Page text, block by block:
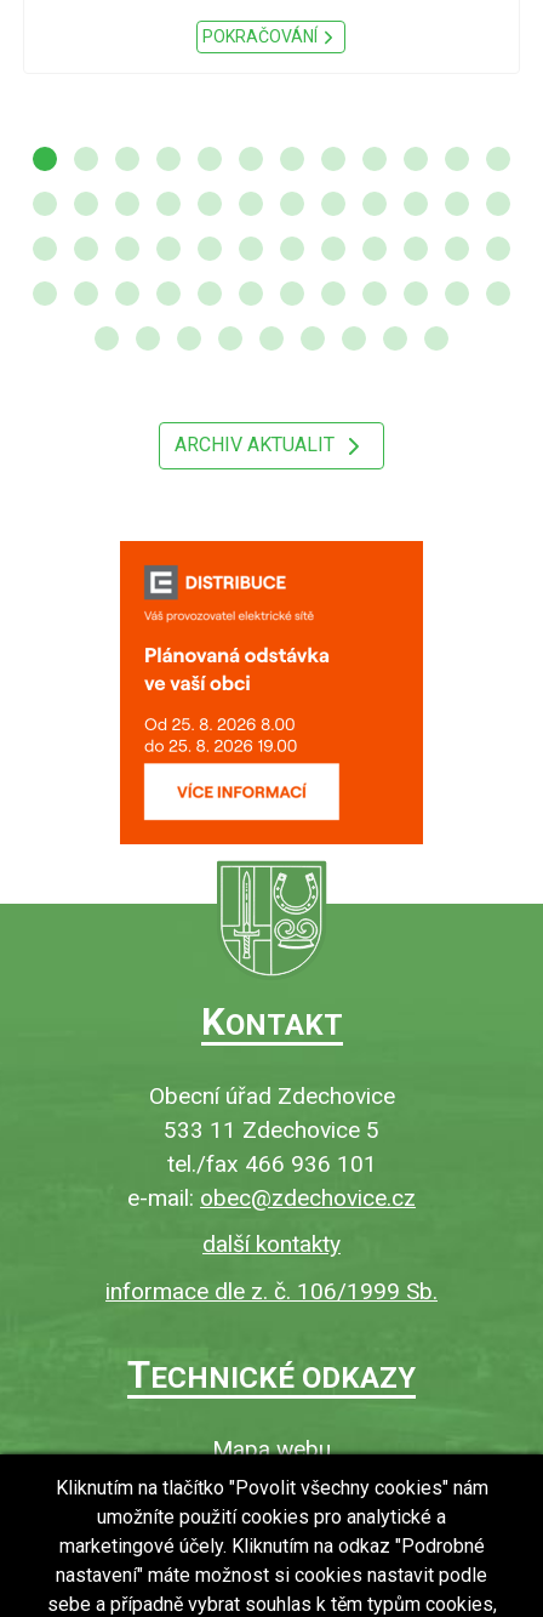
POKRAČOVÁNÍ
ARCHIV AKTUALIT
KONTAKT
Obecní úřad Zdechovice
533 11 Zdechovice 5
tel./fax 466 936 101
e-mail: obec@zdechovice.cz
další kontakty
informace dle z. č. 106/1999 Sb.
TECHNICKÉ ODKAZY
Mapa webu
O webu
Povinně zveřejňované informace
Ochrana osobních údajů (GDPR)
Vyhledávání
Kliknutím na tlačítko "Povolit všechny cookies" nám
umožníte použití cookies pro analytické a
marketingové účely. Kliknutím na odkaz "Podrobné
nastavení" máte možnost si cookies nastavit podle
sebe a případně vybrat souhlas k těm typům cookies,